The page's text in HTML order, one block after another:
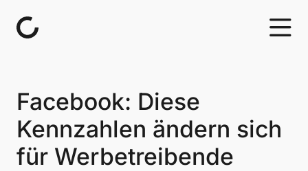
Facebook: Diese
Kennzahlen ändern sich
für Werbetreibende